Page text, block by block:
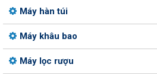
Máy hàn túi
Máy khâu bao
Máy lọc rượu